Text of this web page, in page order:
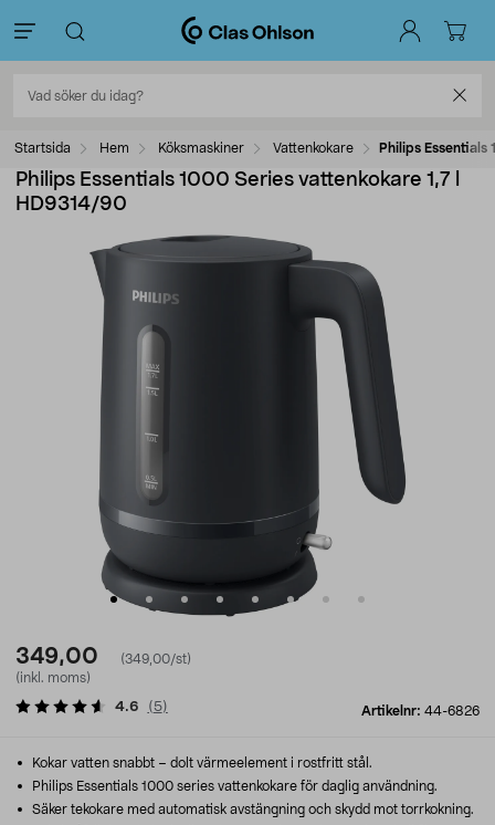
Startsida Hem Köksmaskiner Vattenkokare Philips
Philips Essentials 1000 Series vattenkokare 1,7 l
HD9314/90
349,00
(349,00/st)
(inkl. moms)
Artikelnr: 44-6826
4.6 ( 5)
Kokar vatten snabbt – dolt värmeelement i rostfritt stål.
Philips Essentials 1000 series vattenkokare för daglig användning.
Säker tekokare med automatisk avstängning och skydd mot torrkokning.